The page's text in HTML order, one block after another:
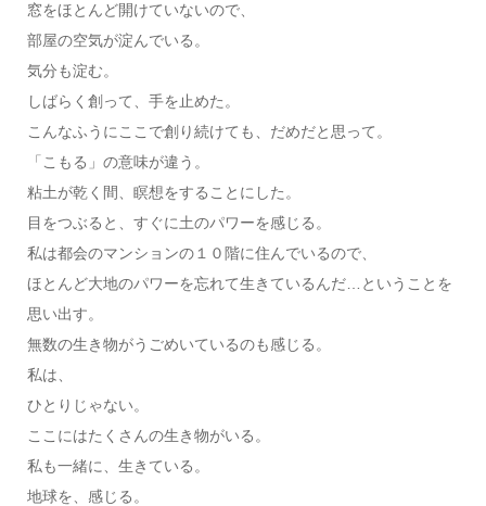
窓をほとんど開けていないので、
部屋の空気が淀んでいる。
気分も淀む。
しばらく創って、手を止めた。
こんなふうにここで創り続けても、だめだと思って。
「こもる」の意味が違う。
粘土が乾く間、瞑想をすることにした。
目をつぶると、すぐに土のパワーを感じる。
私は都会のマンションの１０階に住んでいるので、
ほとんど大地のパワーを忘れて生きているんだ…ということを
思い出す。
無数の生き物がうごめいているのも感じる。
私は、
ひとりじゃない。
ここにはたくさんの生き物がいる。
私も一緒に、生きている。
地球を、感じる。